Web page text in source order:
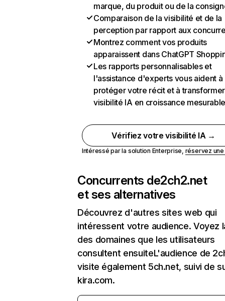
marque, du produit ou de la
Comparaison de la visibilité et de la
perception par rapport aux
Montrez comment vos produits
apparaissent dans ChatGPT
Les rapports personnalisables et
l'assistance d'experts vous aident à
protéger votre récit et à
visibilité IA en croissance
Vérifiez votre visibilité IA →
Intéressé par la solution Enterprise, réservez
Concurrents de2ch2.net
et ses alternatives
Découvrez d'autres sites web qui
intéressent votre audience. Voyez
des domaines que les utilisateurs
consultent ensuiteL'audience de
visite également 5ch.net, suivi de
kira.com.